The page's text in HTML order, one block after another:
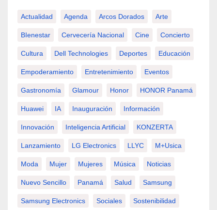
Actualidad Agenda Arcos Dorados Arte
BIenestar Cervecería Nacional Cine Concierto
Cultura Dell Technologies Deportes Educación
Empoderamiento Entretenimiento Eventos
Gastronomía Glamour Honor HONOR Panamá
Huawei IA Inauguración Información
Innovación Inteligencia Artificial KONZERTA
Lanzamiento LG Electronics LLYC M+usica
Moda Mujer Mujeres Música Noticias
Nuevo Sencillo Panamá Salud Samsung
Samsung Electronics Sociales Sostenibilidad